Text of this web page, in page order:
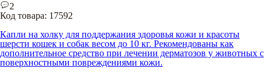
2
Код товара: 17592
Капли на холку для поддержания здоровья кожи и красоты
шерсти кошек и собак весом до 10 кг. Рекомендованы как
дополнительное средство при лечении дерматозов у животных с
поверхностными повреждениями кожи.